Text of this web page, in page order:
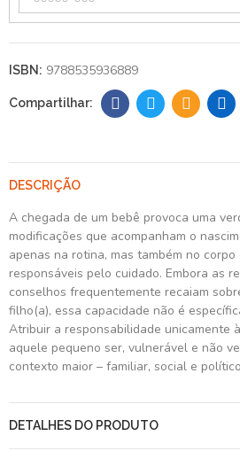
ISBN: 9788535936889
DESCRIÇÃO
A chegada de um bebê provoca uma
modificações que acompanham o
apenas na rotina, mas também no
responsáveis pelo cuidado. Embora as
conselhos frequentemente recaiam
filho(a), essa capacidade não é
Atribuir a responsabilidade unicamente
aquele pequeno ser, vulnerável e não
contexto maior – familiar, social e
DETALHES DO PRODUTO